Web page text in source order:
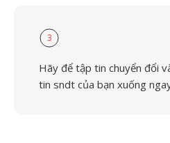
3
Hãy để tập tin chuyển đổi
tin sndt của bạn xuống